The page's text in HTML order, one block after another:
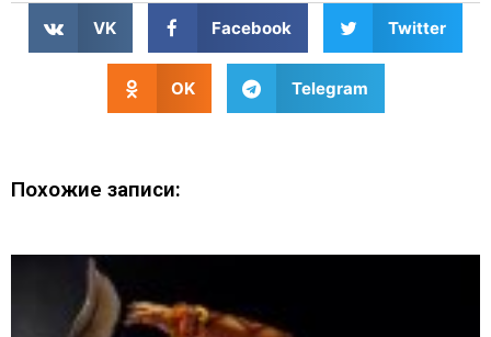
VK Facebook Twitter
OK Telegram
Похожие записи: